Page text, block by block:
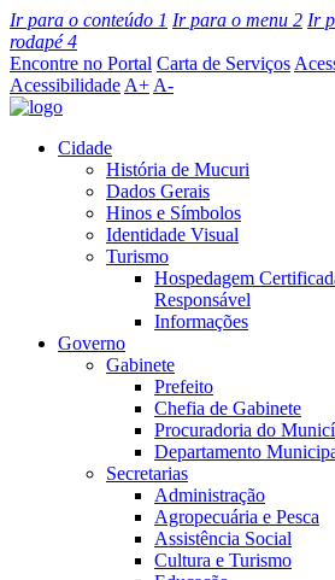
Ir para o conteúdo 1 Ir para o menu 2 Ir
rodapé4
Encontre no Portal Carta de Serviços
Acessibilidade A+ A-
Cidade
História de Mucuri
Dados Gerais
Hinos e Símbolos
Identidade Visual
Turismo
Hospedagem
Responsável
Informações
Governo
Gabinete
Prefeito
Chefia de Gabinete
Procuradoria do
Departamento
Secretarias
Administração
Agropecuária e Pesca
Assistência Social
Cultura e Turismo